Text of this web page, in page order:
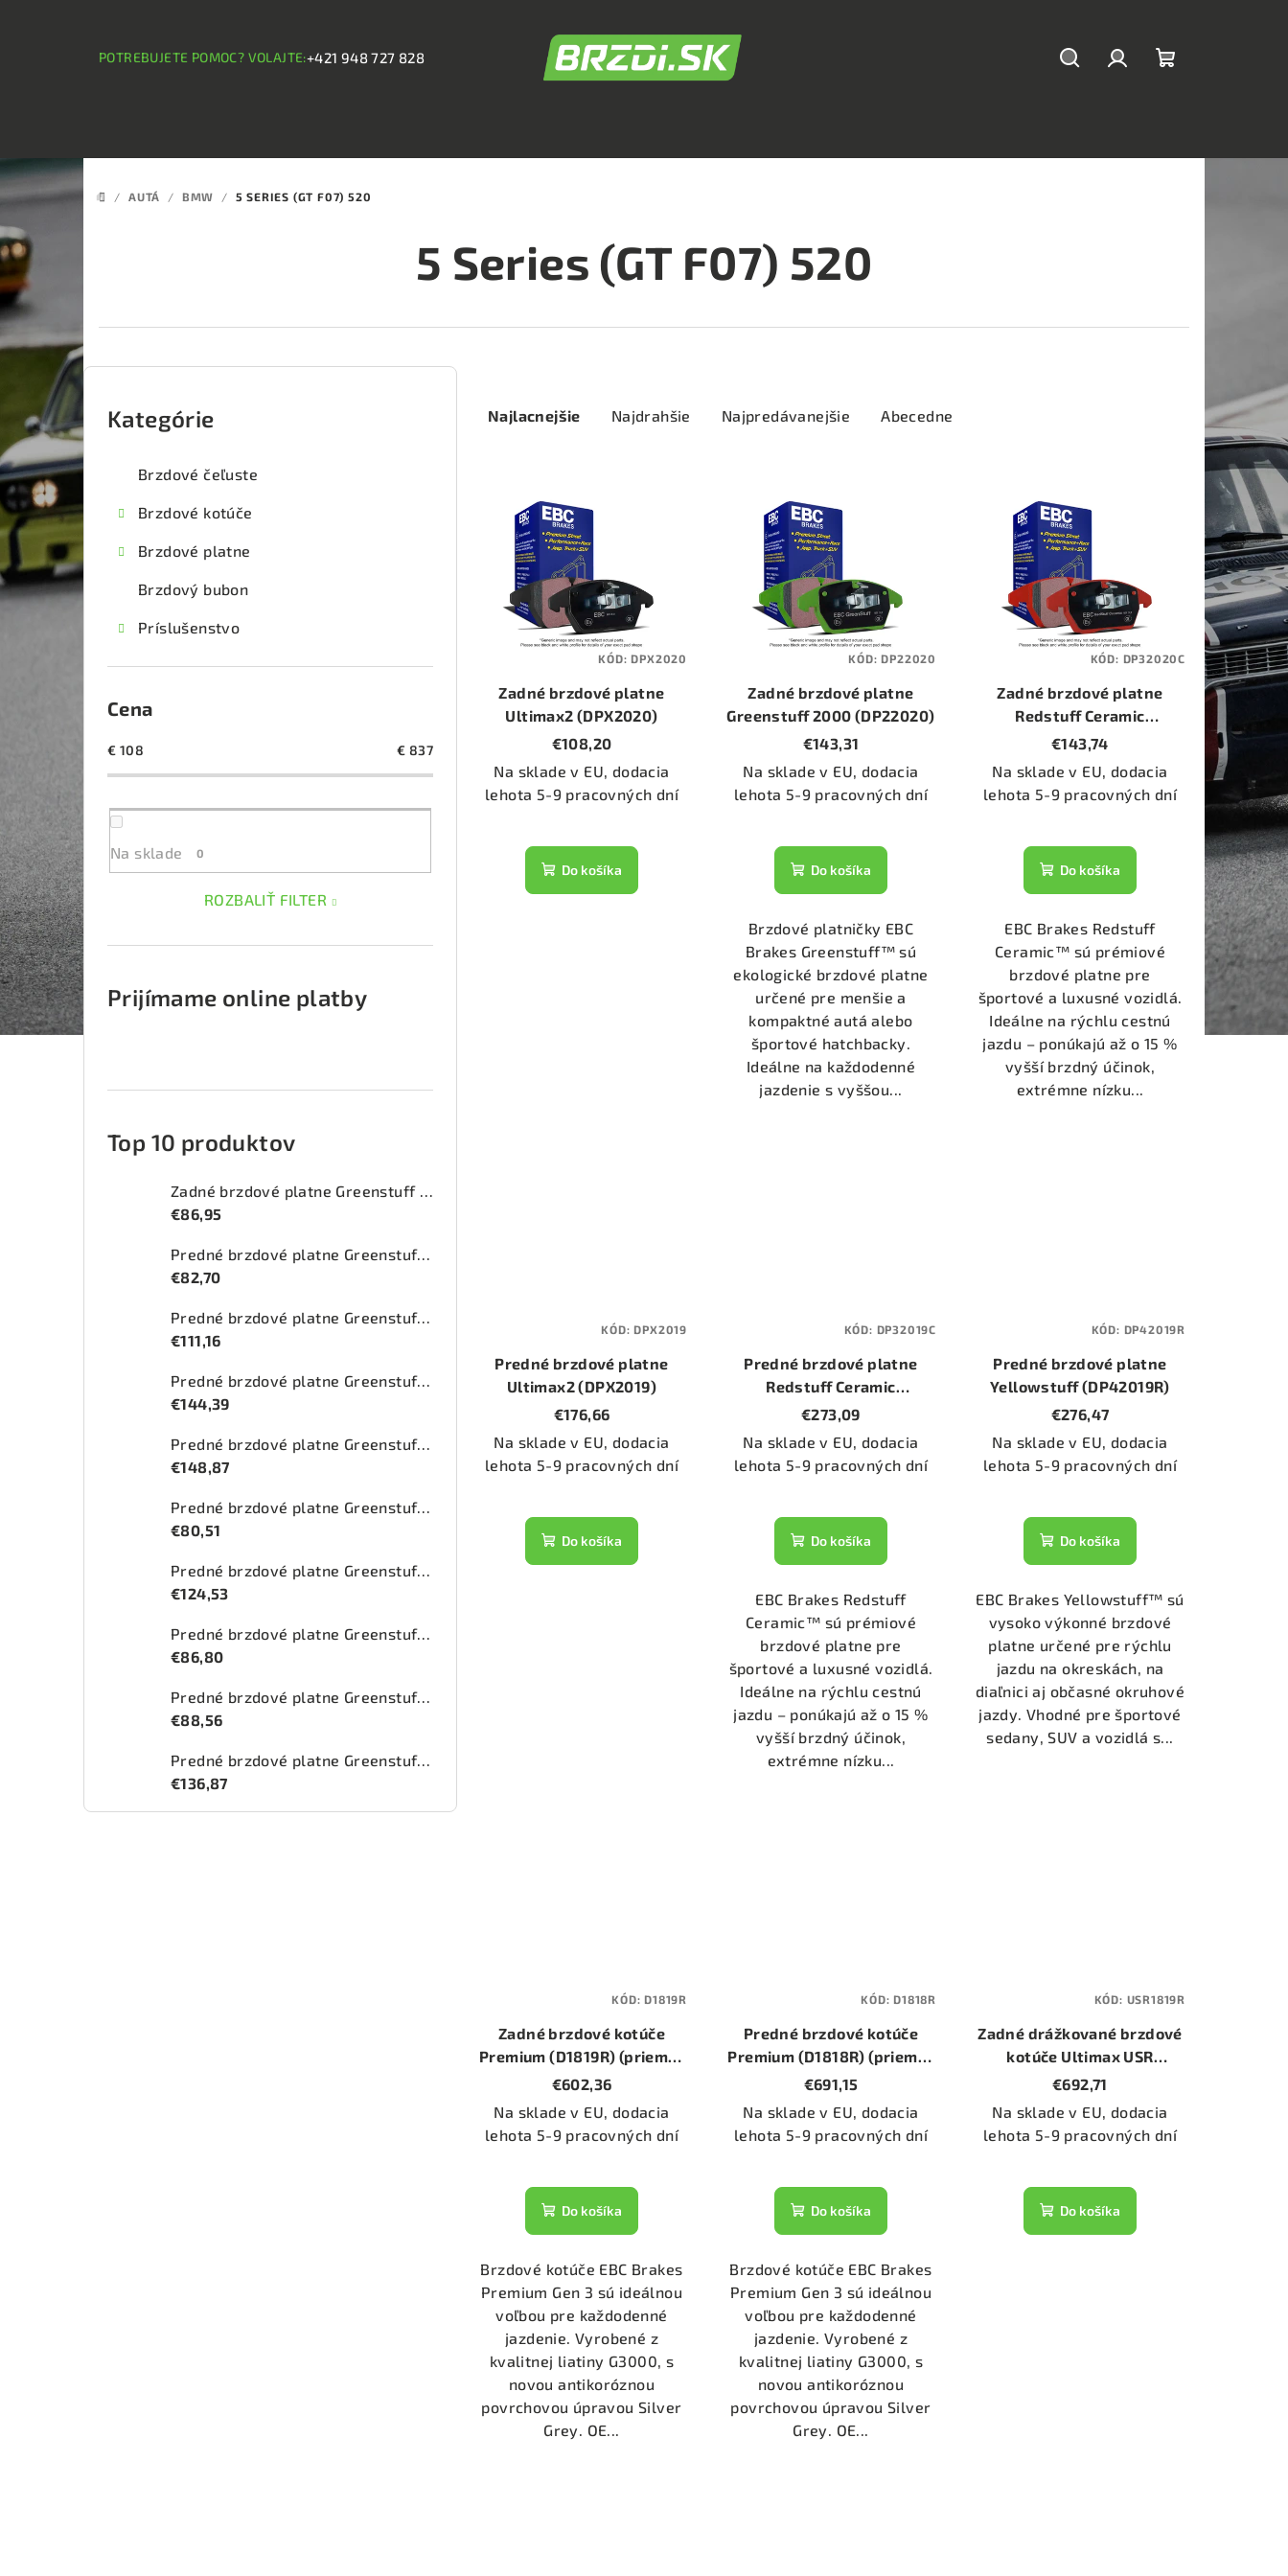
POTREBUJETE POMOC? VOLAJTE:+421 948 727 828
DOMOV
/ AUTÁ / BMW / 5 SERIES (GT F07) 520
5 Series (GT F07) 520
B
o
č
ý
p
a
Preskočiť
kategórie
Kategórie
Brzdové čeľuste
Brzdové kotúče
Brzdové platne
Brzdový bubon
Príslušenstvo
Cena
€ 108 € 837
Na sklade 0
ROZBALIŤ FILTER
Prijímame online platby
Top 10 produktov
Zadné brzdové platne Greenstuff 2000 (DP21518)
€86,95
Predné brzdové platne Greenstuff 2000 (DP22050)
€82,70
Predné brzdové platne Greenstuff 2000 (DP21555)
€111,16
Predné brzdové platne Greenstuff 2000 (DP23070)
€144,39
Predné brzdové platne Greenstuff 2000 (DP22286)
€148,87
Predné brzdové platne Greenstuff 2000 (DP21476)
€80,51
Predné brzdové platne Greenstuff 2000 (DP21074)
€124,53
Predné brzdové platne Greenstuff 2000 (DP21133)
€86,80
Predné brzdové platne Greenstuff 2000 (DP2800)
€88,56
Predné brzdové platne Greenstuff 2000 (DP22225)
€136,87
a
u
Najlacnejšie Najdrahšie Najpredávanejšie Abecedne
d
Zadné brzdové platne
Ultimax2 (DPX2020)
€108,20
Na sklade v EU, dodacia
lehota 5-9 pracovných dní
Do košíka
KÓD:DPX2020
Zadné brzdové platne
Greenstuff 2000 (DP22020)
€143,31
Na sklade v EU, dodacia
lehota 5-9 pracovných dní
Do košíka
Brzdové platničky EBC
Brakes Greenstuff™ sú
ekologické brzdové platne
určené pre menšie a
kompaktné autá alebo
športové hatchbacky.
Ideálne na každodenné
jazdenie s vyššou...
KÓD:DP22020
Zadné brzdové platne
Redstuff Ceramic
(DP32020C)
€143,74
Na sklade v EU, dodacia
lehota 5-9 pracovných dní
Do košíka
EBC Brakes Redstuff
Ceramic™ sú prémiové
brzdové platne pre
športové a luxusné vozidlá.
Ideálne na rýchlu cestnú
jazdu – ponúkajú až o 15 %
vyšší brzdný účinok,
extrémne nízku...
KÓD: DP32020C
Predné brzdové platne
Ultimax2 (DPX2019)
€176,66
Na sklade v EU, dodacia
lehota 5-9 pracovných dní
Do košíka
KÓD:DPX2019
Predné brzdové platne
Redstuff Ceramic
(DP32019C)
€273,09
Na sklade v EU, dodacia
lehota 5-9 pracovných dní
Do košíka
EBC Brakes Redstuff
Ceramic™ sú prémiové
brzdové platne pre
športové a luxusné vozidlá.
Ideálne na rýchlu cestnú
jazdu – ponúkajú až o 15 %
vyšší brzdný účinok,
extrémne nízku...
KÓD: DP32019C
Predné brzdové platne
Yellowstuff (DP42019R)
€276,47
Na sklade v EU, dodacia
lehota 5-9 pracovných dní
Do košíka
EBC Brakes Yellowstuff™ sú
vysoko výkonné brzdové
platne určené pre rýchlu
jazdu na okreskách, na
diaľnici aj občasné okruhové
jazdy. Vhodné pre športové
sedany, SUV a vozidlá s...
KÓD: DP42019R
Zadné brzdové kotúče
Premium (D1819R) (priemer
345mm)
€602,36
Na sklade v EU, dodacia
lehota 5-9 pracovných dní
Do košíka
Brzdové kotúče EBC Brakes
Premium Gen 3 sú ideálnou
voľbou pre každodenné
jazdenie. Vyrobené z
kvalitnej liatiny G3000, s
novou antikoróznou
povrchovou úpravou Silver
Grey. OE...
KÓD:D1819R
Predné brzdové kotúče
Premium (D1818R) (priemer
348mm)
€691,15
Na sklade v EU, dodacia
lehota 5-9 pracovných dní
Do košíka
Brzdové kotúče EBC Brakes
Premium Gen 3 sú ideálnou
voľbou pre každodenné
jazdenie. Vyrobené z
kvalitnej liatiny G3000, s
novou antikoróznou
povrchovou úpravou Silver
Grey. OE...
KÓD:D1818R
Zadné drážkované brzdové
kotúče Ultimax USR
(USR1819R) (priemer
345mm)
€692,71
Na sklade v EU, dodacia
lehota 5-9 pracovných dní
Do košíka
KÓD: USR1819R